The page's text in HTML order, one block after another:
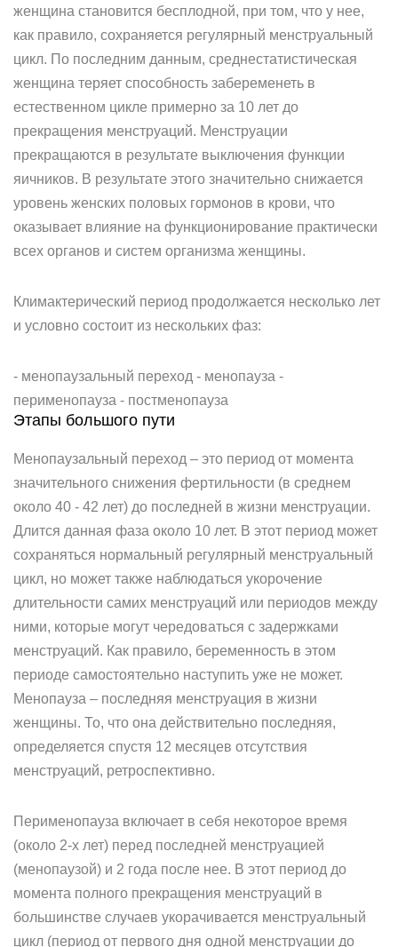
женщина становится бесплодной, при том, что у нее,
как правило, сохраняется регулярный менструальный
цикл. По последним данным, среднестатистическая
женщина теряет способность забеременеть в
естественном цикле примерно за 10 лет до
прекращения менструаций. Менструации
прекращаются в результате выключения функции
яичников. В результате этого значительно снижается
уровень женских половых гормонов в крови, что
оказывает влияние на функционирование практически
всех органов и систем организма женщины.
Климактерический период продолжается несколько лет
и условно состоит из нескольких фаз:
- менопаузальный переход - менопауза -
перименопауза - постменопауза
Этапы большого пути
Менопаузальный переход – это период от момента
значительного снижения фертильности (в среднем
около 40 - 42 лет) до последней в жизни менструации.
Длится данная фаза около 10 лет. В этот период может
сохраняться нормальный регулярный менструальный
цикл, но может также наблюдаться укорочение
длительности самих менструаций или периодов между
ними, которые могут чередоваться с задержками
менструаций. Как правило, беременность в этом
периоде самостоятельно наступить уже не может.
Менопауза – последняя менструация в жизни
женщины. То, что она действительно последняя,
определяется спустя 12 месяцев отсутствия
менструаций, ретроспективно.
Перименопауза включает в себя некоторое время
(около 2-х лет) перед последней менструацией
(менопаузой) и 2 года после нее. В этот период до
момента полного прекращения менструаций в
большинстве случаев укорачивается менструальный
цикл (период от первого дня одной менструации до